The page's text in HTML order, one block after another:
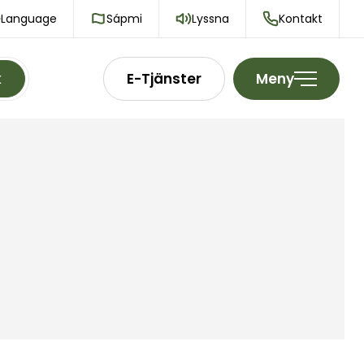
Language Sápmi Lyssna Kontakt
E-Tjänster Meny